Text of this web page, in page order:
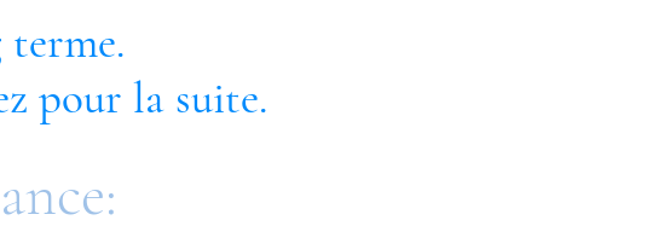
terme.
pour la suite.